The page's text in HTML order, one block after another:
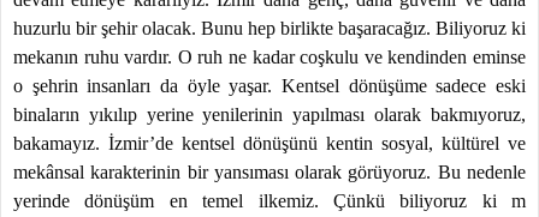
huzurlu bir şehir olacak. Bunu hep birlikte başaracağız. Biliyoruz ki
mekanın ruhu vardır. O ruh ne kadar coşkulu ve kendinden eminse
o şehrin insanları da öyle yaşar. Kentsel dönüşüme sadece eski
binaların yıkılıp yerine yenilerinin yapılması olarak bakmıyoruz,
bakamayız. İzmir’de kentsel dönüşünü kentin sosyal, kültürel ve
mekânsal karakterinin bir yansıması olarak görüyoruz. Bu nedenle
yerinde dönüşüm en temel ilkemiz. Çünkü biliyoruz ki m